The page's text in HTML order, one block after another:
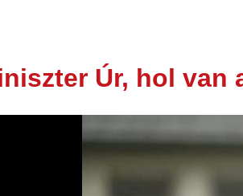
jan.
Úr, hol van